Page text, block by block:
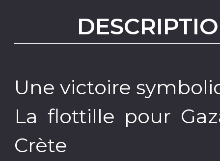
Une victoire
La flottille pour
Crète